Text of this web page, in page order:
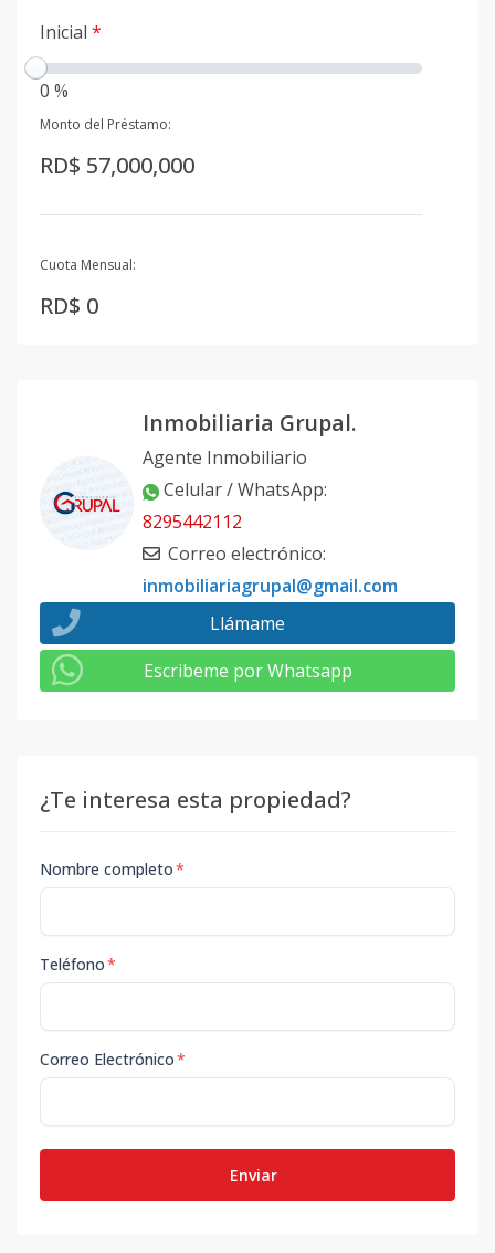
Inicial *
0 %
Monto del Préstamo:
RD$ 57,000,000
Cuota Mensual:
RD$ 0
Inmobiliaria Grupal.
Agente Inmobiliario
Celular / WhatsApp:
8295442112
Correo electrónico:
inmobiliariagrupal@gmail.com
Llámame
Escribeme por Whatsapp
¿Te interesa esta propiedad?
Nombre completo*
Teléfono*
Correo Electrónico*
Enviar